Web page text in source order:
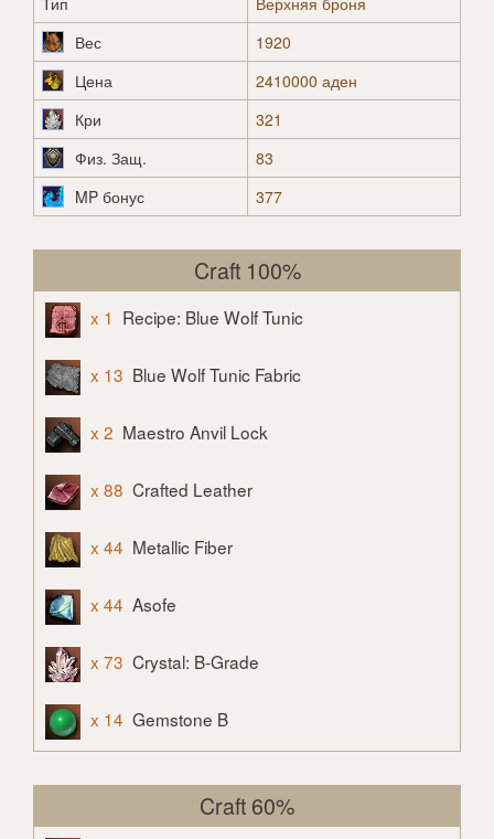
Вес
1920
Цена
2410000 аден
Кри
321
Физ. Защ.
83
MP бонус
377
Craft 100%
x 1 Recipe: Blue Wolf Tunic
x 13 Blue Wolf Tunic Fabric
x 2 Maestro Anvil Lock
x 88 Crafted Leather
x 44 Metallic Fiber
x 44 Asofe
x 73 Crystal: B-Grade
x 14 Gemstone B
Craft 60%